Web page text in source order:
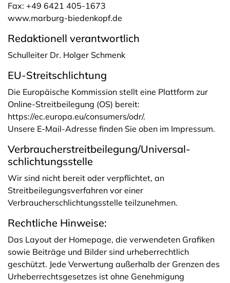
Fax: +49 6421 405-1673
www.marburg-biedenkopf.de
Redaktionell verantwortlich
Schulleiter Dr. Holger Schmenk
EU-Streitschlichtung
Die Europäische Kommission stellt eine Plattform zur
Online-Streitbeilegung (OS) bereit:
https://ec.europa.eu/consumers/odr/.
Unsere E-Mail-Adresse finden Sie oben im Impressum.
Verbraucher­streit­beilegung/Universal­
schlichtungs­stelle
Wir sind nicht bereit oder verpflichtet, an
Streitbeilegungsverfahren vor einer
Verbraucherschlichtungsstelle teilzunehmen.
Rechtliche Hinweise:
Das Layout der Homepage, die verwendeten Grafiken
sowie Beiträge und Bilder sind urheberrechtlich
geschützt. Jede Verwertung außerhalb der Grenzen des
Urheberrechtsgesetzes ist ohne Genehmigung